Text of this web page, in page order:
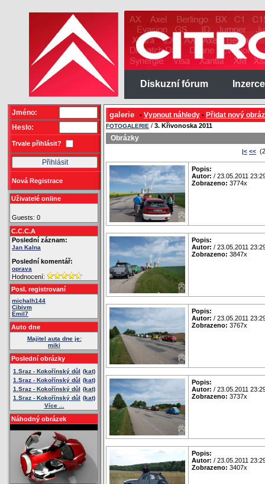
Diskuzní fórum Inzerce
Jméno:
Heslo:
Trvale přihlásit?
Nová Registrace
Uživatelé online
Guests: 0
C.C.C.A
Poslední záznam:
Jan Kalna
Poslední komentář:
oprava
Hodnocení:
Posl. registrovaní
michalh144
Cibivm
Emil7
Auto dne
Majitel auta dne je:
miki
Poslední obrázky
1.Sraz - Kokořínský důl (kat)
1.Sraz - Kokořínský důl (kat)
1.Sraz - Kokořínský důl (kat)
1.Sraz - Kokořínský důl (kat)
Více ...
Náhodný obrázek
galerie • Vypnout náhledy • Přidat nový
FOTOGALERIE / 3. Křivonoska 2011
Obrázky
|< <<
Popis:
Autor: / 23.05.2011
Zobrazeno: 3774x
Popis:
Autor: / 23.05.2011
Zobrazeno: 3847x
Popis:
Autor: / 23.05.2011
Zobrazeno: 3767x
Popis:
Autor: / 23.05.2011
Zobrazeno: 3737x
Popis:
Autor: / 23.05.2011
Zobrazeno: 3407x